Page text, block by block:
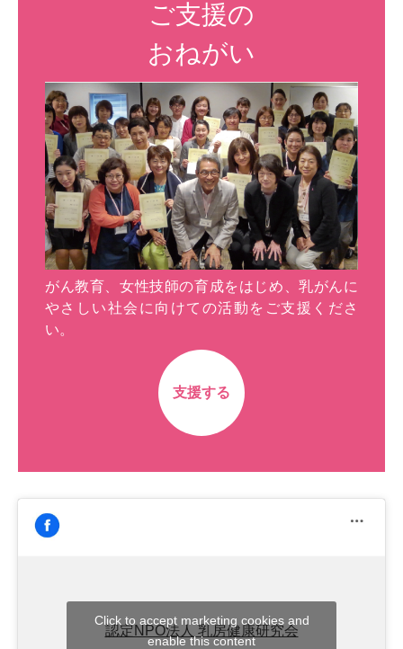
ご支援の
おねがい
がん教育、女性技師の育成をはじめ、乳がんに
やさしい社会に向けての活動をご支援くださ
い。
支援する
認定NPO法人 乳房健康研究会
Click to accept marketing cookies and
enable this content